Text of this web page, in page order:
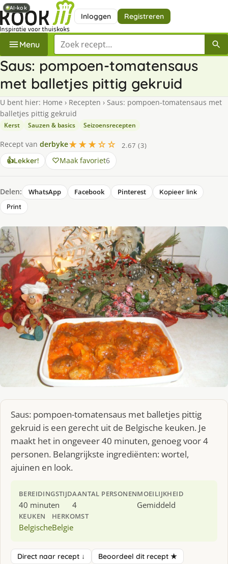
Inloggen Registreren
Menu Zoek een recept
Saus: pompoen-tomatensaus
met balletjes pittig gekruid
U bent hier: Home › Recepten › Saus: pompoen-tomatensaus met
balletjes pittig gekruid
Kerst Sauzen & basics Seizoensrecepten
Recept van derbyke★★★☆☆
2.67 (3)
👍Lekker! Maak favoriet6
Delen: WhatsApp Facebook Pinterest
Kopieer link
Print
Saus: pompoen-tomatensaus met balletjes pittig
gekruid is een gerecht uit de Belgische keuken. Je
maakt het in ongeveer 40 minuten, genoeg voor 4
personen. Belangrijkste ingrediënten: wortel,
ajuinen en look.
BEREIDINGSTIJD
40 minuten
AANTAL PERSONEN
4
MOEILIJKHEID
Gemiddeld
KEUKEN
Belgische
HERKOMST
Belgie
Direct naar recept ↓ Beoordeel dit recept ★
AI-kok
AI-kok